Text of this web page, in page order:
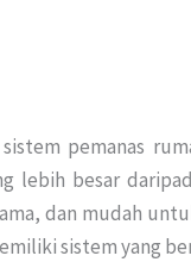
pemanas
lebih besar
dan mudah
sistem yang